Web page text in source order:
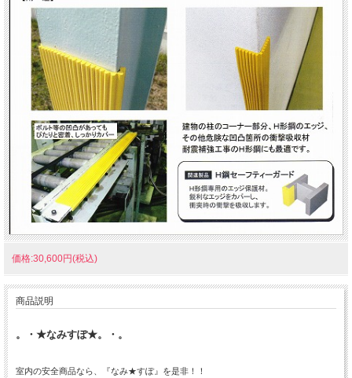
価格:30,600円(税込)
商品説明
。・★なみすぽ★。・。
室内の安全商品なら、『なみ★すぽ』を是非！！